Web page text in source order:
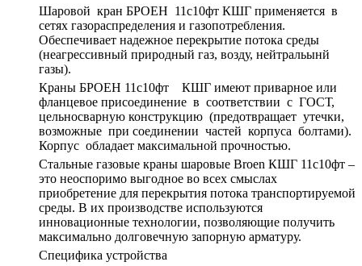
Шаровой кран БРОЕН 11с10фт КШГ применяется в
сетях газораспределения и газопотребления.
Обеспечивает надежное перекрытие потока среды
(неагрессивный природный газ, возду, нейтральынй
газы).
Краны БРОЕН 11с10фт КШГ имеют приварное или
фланцевое присоединение в соответствии с ГОСТ,
цельносварную конструкцию (предотвращает утечки,
возможные при соединении частей корпуса болтами).
Корпус обладает максимальной прочностью.
Стальные газовые краны шаровые Broen КШГ 11с10фт –
это неоспоримо выгодное во всех смыслах
приобретение для перекрытия потока транспортируемой
среды. В их производстве используются
инновационные технологии, позволяющие получить
максимально долговечную запорную арматуру.
Специфика устройства